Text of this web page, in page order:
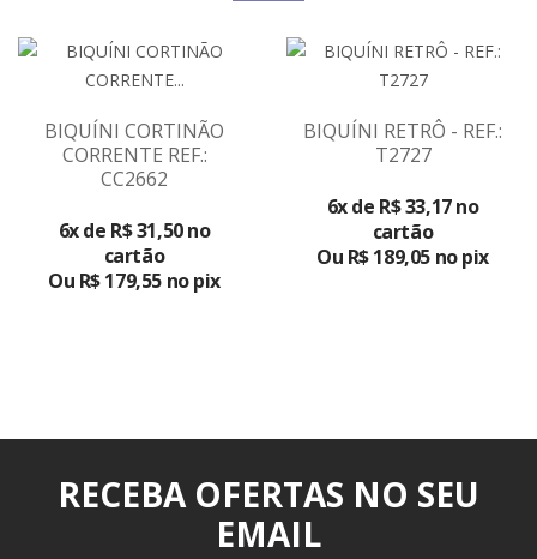
BIQUÍNI CORTINÃO
CORRENTE REF.:
CC2662
6x de R$ 31,50 no
cartão
Ou R$ 179,55 no pix
BIQUÍNI RETRÔ - REF.:
T2727
6x de R$ 33,17 no
cartão
Ou R$ 189,05 no pix
RECEBA OFERTAS NO SEU
EMAIL